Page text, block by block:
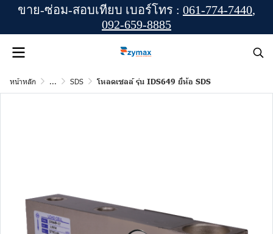
ขาย-ซ่อม-สอบเทียบ เบอร์โทร : 061-774-7440,
092-659-8885
หน้าหลัก ... SDS โหลดเซลล์ รุ่น IDS649 ยี่ห้อ SDS